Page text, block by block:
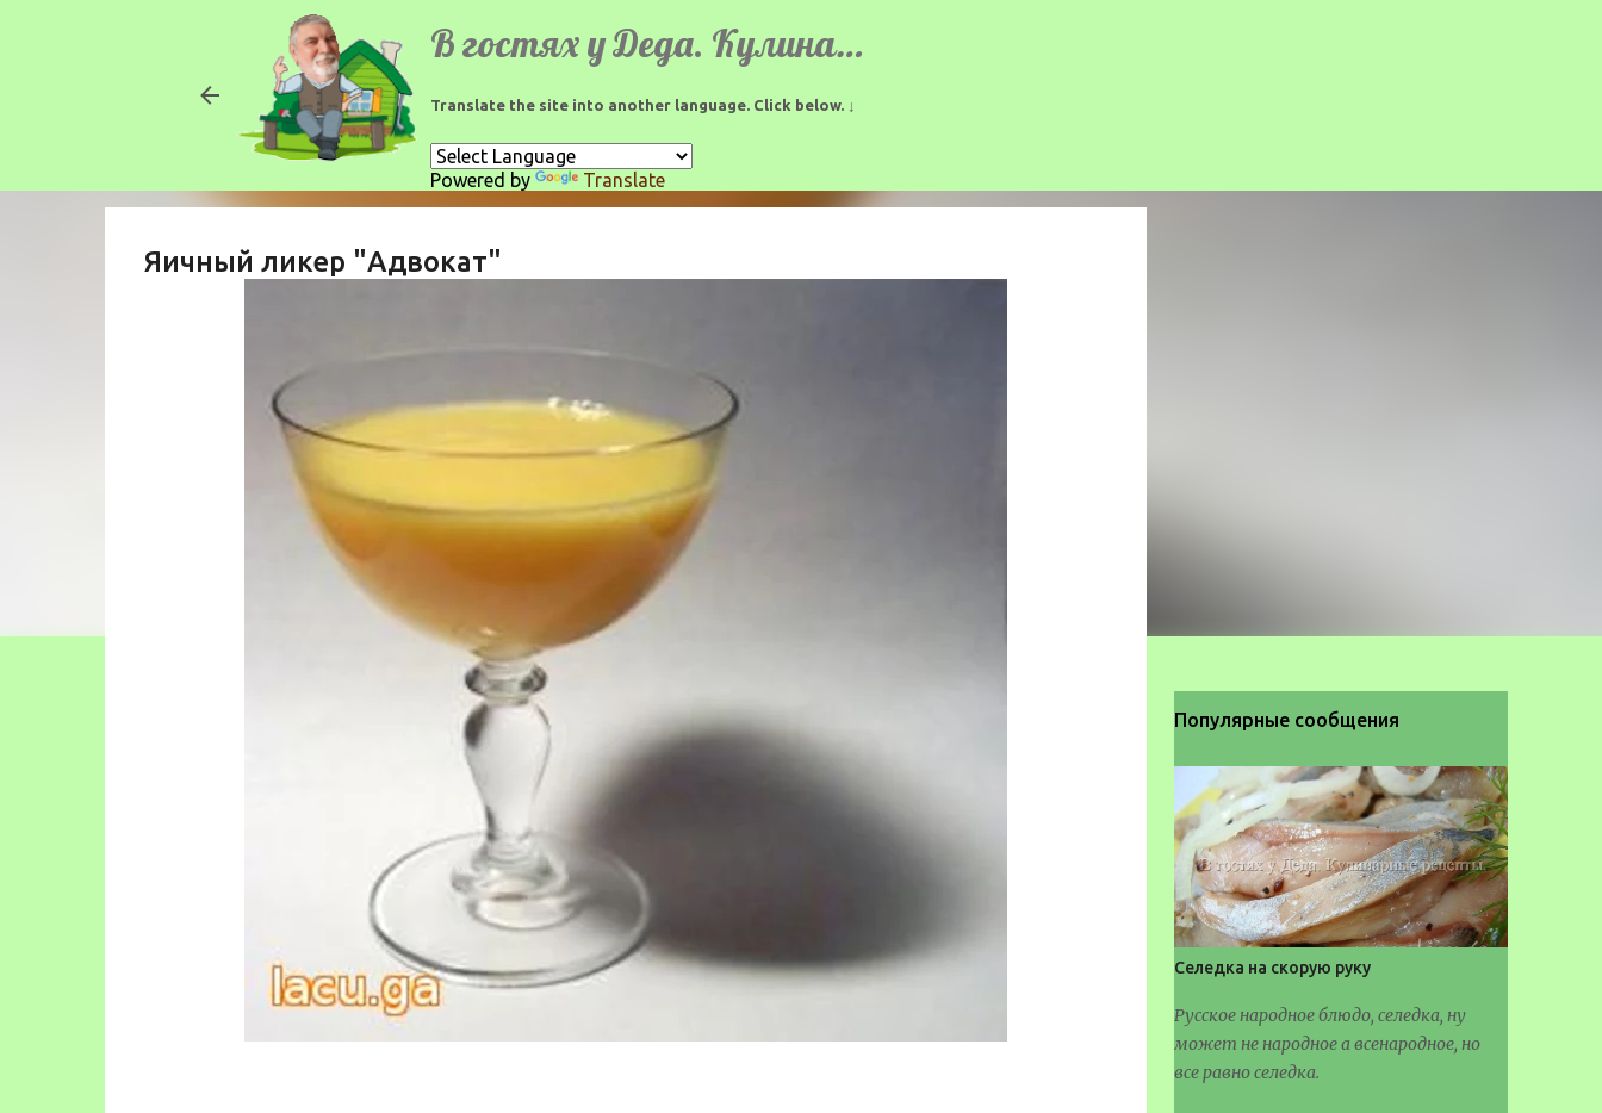
К основному контенту
В гостях у Деда. Кулинарные рецепты.
Translate the site into another language. Click below. ↓
Powered by Translate
Яичный ликер "Адвокат"
Популярные сообщения
Селедка на скорую руку
Русское народное блюдо, селедка, ну
может не народное а всенародное, но
все равно селедка.